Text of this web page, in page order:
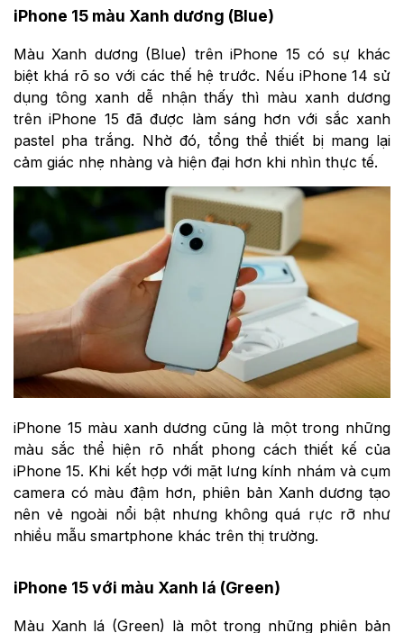
iPhone 15 màu Xanh dương (Blue)
Màu Xanh dương (Blue) trên iPhone 15 có sự khác
biệt khá rõ so với các thế hệ trước. Nếu iPhone 14 sử
dụng tông xanh dễ nhận thấy thì màu xanh dương
trên iPhone 15 đã được làm sáng hơn với sắc xanh
pastel pha trắng. Nhờ đó, tổng thể thiết bị mang lại
cảm giác nhẹ nhàng và hiện đại hơn khi nhìn thực tế.
iPhone 15 màu xanh dương cũng là một trong những
màu sắc thể hiện rõ nhất phong cách thiết kế của
iPhone 15. Khi kết hợp với mặt lưng kính nhám và cụm
camera có màu đậm hơn, phiên bản Xanh dương tạo
nên vẻ ngoài nổi bật nhưng không quá rực rỡ như
nhiều mẫu smartphone khác trên thị trường.
iPhone 15 với màu Xanh lá (Green)
Màu Xanh lá (Green) là một trong những phiên bản